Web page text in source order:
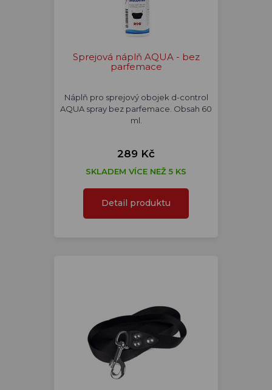
Sprejová náplň AQUA - bez
parfemace
Náplň pro sprejový obojek d-control
AQUA spray bez parfemace. Obsah 60
ml.
289 Kč
SKLADEM VÍCE NEŽ 5 KS
Detail produktu